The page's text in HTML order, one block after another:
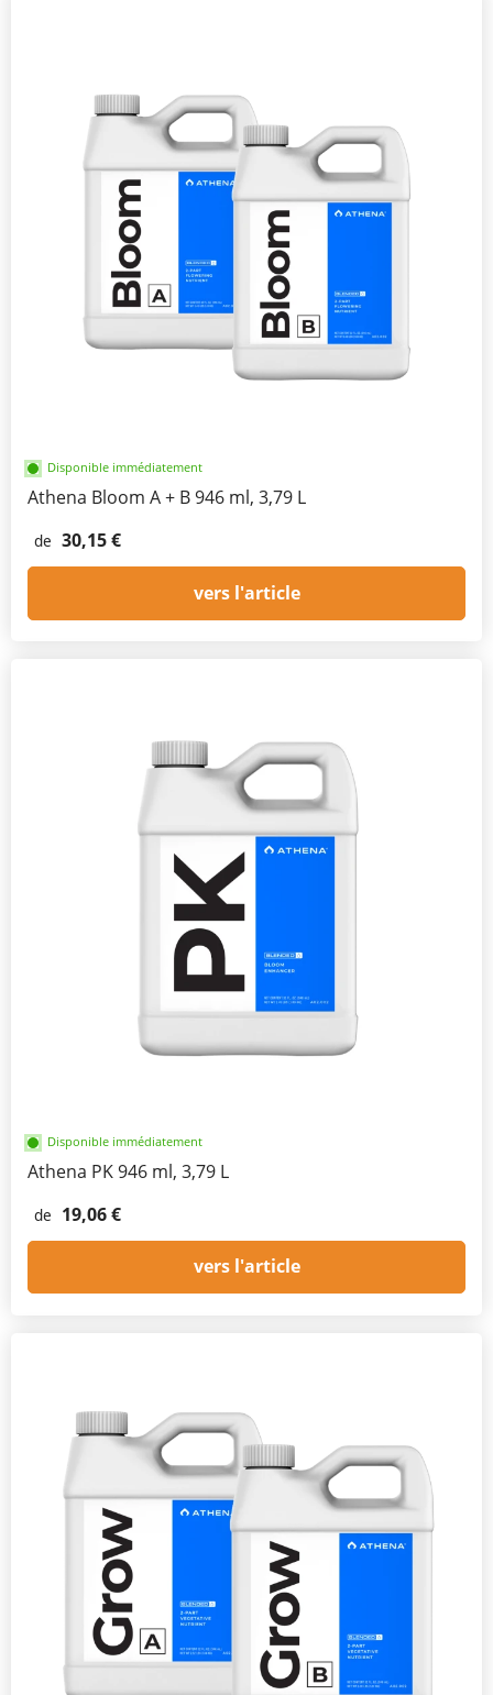
Disponible immédiatement
Athena Bloom A + B 946 ml, 3,79 L
de 30,15 €
vers l'article
Disponible immédiatement
Athena PK 946 ml, 3,79 L
de 19,06 €
vers l'article